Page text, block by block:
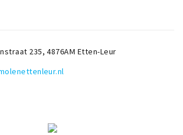
235,4876AM Etten-Leur